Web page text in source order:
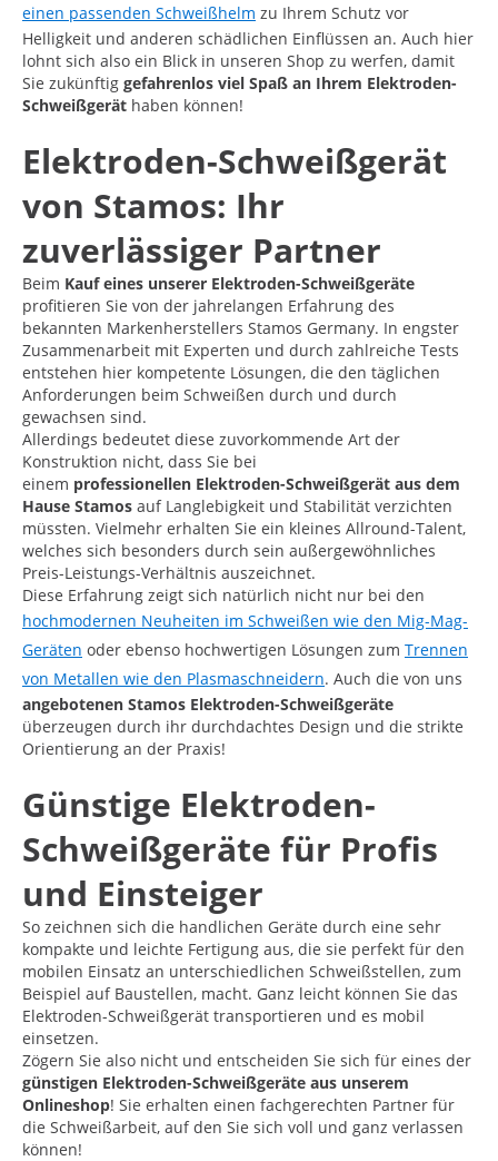
einen passenden Schweißhelm zu Ihrem Schutz vor
Helligkeit und anderen schädlichen Einflüssen an. Auch hier
lohnt sich also ein Blick in unseren Shop zu werfen, damit
Sie zukünftig gefahrenlos viel Spaß an Ihrem Elektroden-
Schweißgerät haben können!
Elektroden-Schweißgerät
von Stamos: Ihr
zuverlässiger Partner
Beim Kauf eines unserer Elektroden-Schweißgeräte
profitieren Sie von der jahrelangen Erfahrung des
bekannten Markenherstellers Stamos Germany. In engster
Zusammenarbeit mit Experten und durch zahlreiche Tests
entstehen hier kompetente Lösungen, die den täglichen
Anforderungen beim Schweißen durch und durch
gewachsen sind.
Allerdings bedeutet diese zuvorkommende Art der
Konstruktion nicht, dass Sie bei
einem professionellen Elektroden-Schweißgerät aus dem
Hause Stamos auf Langlebigkeit und Stabilität verzichten
müssten. Vielmehr erhalten Sie ein kleines Allround-Talent,
welches sich besonders durch sein außergewöhnliches
Preis-Leistungs-Verhältnis auszeichnet.
Diese Erfahrung zeigt sich natürlich nicht nur bei den
hochmodernen Neuheiten im Schweißen wie den Mig-Mag-
Geräten oder ebenso hochwertigen Lösungen zum Trennen
von Metallen wie den Plasmaschneidern. Auch die von uns
angebotenen Stamos Elektroden-Schweißgeräte
überzeugen durch ihr durchdachtes Design und die strikte
Orientierung an der Praxis!
Günstige Elektroden-
Schweißgeräte für Profis
und Einsteiger
So zeichnen sich die handlichen Geräte durch eine sehr
kompakte und leichte Fertigung aus, die sie perfekt für den
mobilen Einsatz an unterschiedlichen Schweißstellen, zum
Beispiel auf Baustellen, macht. Ganz leicht können Sie das
Elektroden-Schweißgerät transportieren und es mobil
einsetzen.
Zögern Sie also nicht und entscheiden Sie sich für eines der
günstigen Elektroden-Schweißgeräte aus unserem
Onlineshop! Sie erhalten einen fachgerechten Partner für
die Schweißarbeit, auf den Sie sich voll und ganz verlassen
können!